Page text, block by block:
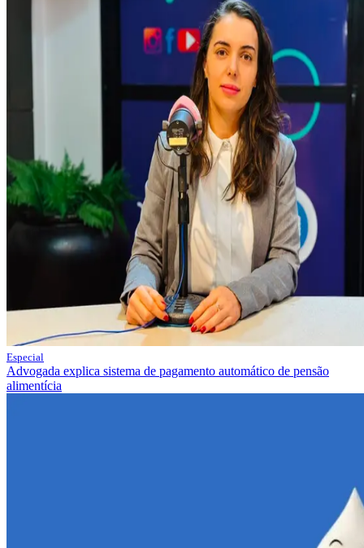
Especial
Advogada explica sistema de pagamento automático de pensão
alimentícia